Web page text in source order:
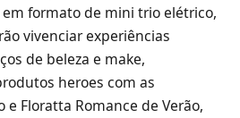
formato de mini trio elétrico,
vivenciar experiências
de beleza e make,
heroes com as
e Floratta Romance de Verão,